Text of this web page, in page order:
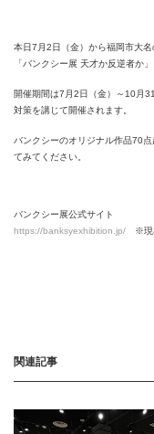
本日7月2日（金）から福岡市大
「バンクシー展 天才か反逆者か
開催期間は7月2日（金）～10月
対策を講じて開催されます。
バンクシーのオリジナル作品70
てみてください。
バンクシー展公式サイト
https://banksyexhibition.jp/ ※現
関連記事